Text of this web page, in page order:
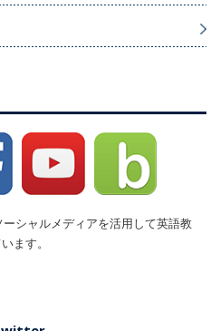
シャルメディアを活用して英語教
ます。